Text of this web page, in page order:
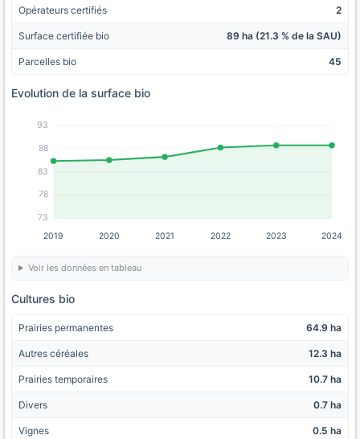
Opérateurs certifiés 2
Surface certifiée bio 89 ha (21.3 % de la SAU)
Parcelles bio 45
Evolution de la surface bio
73
78
83
88
93
2019 2020 2021 2022 2023 2024
Voir les données en tableau
Cultures bio
Prairies permanentes 64.9 ha
Autres céréales 12.3 ha
Prairies temporaires 10.7 ha
Divers 0.7 ha
Vignes 0.5 ha